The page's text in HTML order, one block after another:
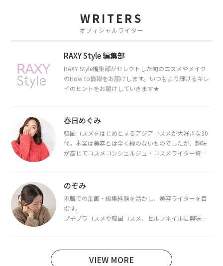
WRITERS
オフィシャルライター
RAXY Style 編集部
RAXY Style編集部がセレクトした旬のコスメやメイク
のHow to情報をお届けします。いつもより輝けるキレ
イのヒントをお届けしていきます★
春日めぐみ
韓国コスメをはじめとするアジアコスメが大好きな30
代。本業は美容とは全く縁のないものでしたが、趣味
が高じてコスメコンシェルジュ・コスメライター資格
断・骨格診断によるイメージコンサルティングも行っ
のぞみ
現職での企画・編集経験を活かし、美容ライターを目
指す。
プチプラコスメや韓国コスメ、セルフネイルに興味が
日本化粧品検定1級保有。
VIEW MORE